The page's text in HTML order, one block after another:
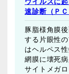
速診断（ＰＣ
豚脂様角膜
する片眼性
はヘルペス
網膜に壊死
サイトメガ